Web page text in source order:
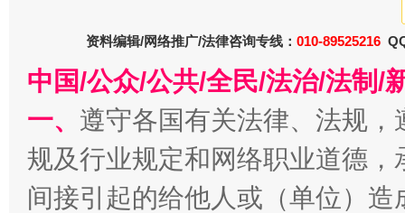
全民健身五年计划来了！等你上场
资料编辑/网络推广/法律咨询专线： 010-89525216
中国/公众/公共/全民/法治/法制/
一、 遵守各国有关法律、法规
规及行业规定和网络职业道德
间接引起的给他人或（单位）